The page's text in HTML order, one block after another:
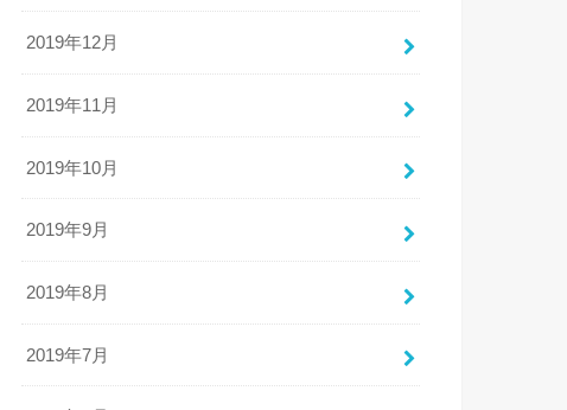
2019年12月
2019年11月
2019年10月
2019年9月
2019年8月
2019年7月